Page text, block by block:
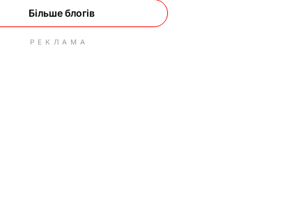
Більше блогів
РЕКЛАМА